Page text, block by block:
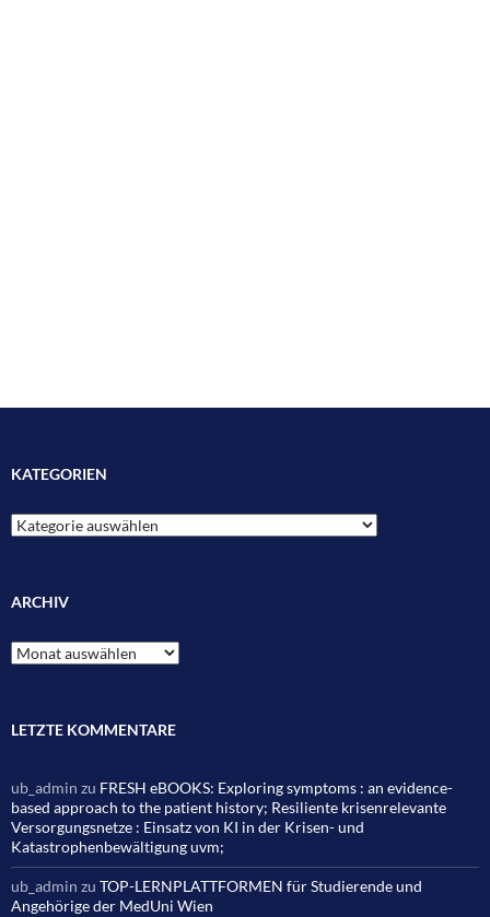
KATEGORIEN
Kategorien
ARCHIV
Archiv
LETZTE KOMMENTARE
ub_admin zu FRESH eBOOKS: Exploring symptoms : an evidence-
based approach to the patient history; Resiliente krisenrelevante
Versorgungsnetze : Einsatz von KI in der Krisen- und
Katastrophenbewältigung uvm;
ub_admin zu TOP-LERNPLATTFORMEN für Studierende und
Angehörige der MedUni Wien